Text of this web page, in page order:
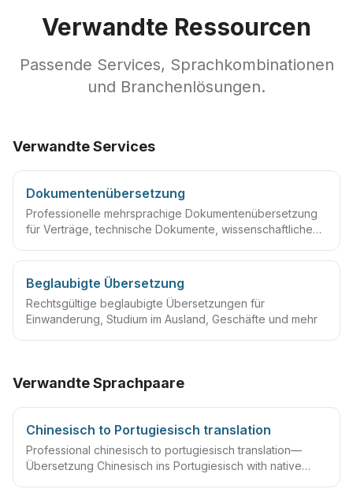
Verwandte Ressourcen
Passende Services, Sprachkombinationen
und Branchenlösungen.
Verwandte Services
Dokumentenübersetzung
Professionelle mehrsprachige Dokumentenübersetzung
für Verträge, technische Dokumente, wissenschaftliche
Beglaubigte Übersetzung
Rechtsgültige beglaubigte Übersetzungen für
Einwanderung, Studium im Ausland, Geschäfte und mehr
Verwandte Sprachpaare
Chinesisch to Portugiesisch translation
Professional chinesisch to portugiesisch translation—
Übersetzung Chinesisch ins Portugiesisch with native